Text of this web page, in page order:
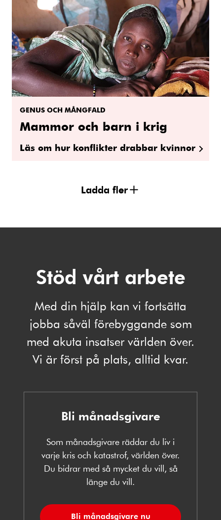
GENUS OCH MÅNGFALD
Mammor och barn i krig
Läs om hur konflikter drabbar kvinnor
Ladda fler
Stöd vårt arbete
Med din hjälp kan vi fortsätta
jobba såväl förebyggande som
med akuta insatser världen över.
Vi är först på plats, alltid kvar.
Bli månadsgivare
Som månadsgivare räddar du liv i
varje kris och katastrof, världen över.
Du bidrar med så mycket du vill, så
länge du vill.
Bli månadsgivare nu